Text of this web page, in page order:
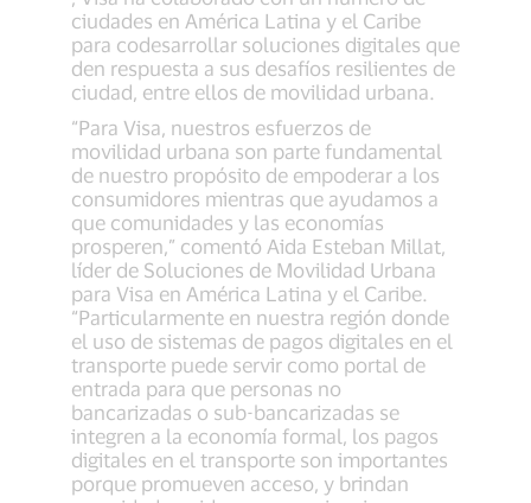
ciudades en América Latina y el Caribe
para codesarrollar soluciones digitales que
den respuesta a sus desafíos resilientes de
ciudad, entre ellos de movilidad urbana.
“Para Visa, nuestros esfuerzos de
movilidad urbana son parte fundamental
de nuestro propósito de empoderar a los
consumidores mientras que ayudamos a
que comunidades y las economías
prosperen,” comentó Aida Esteban Millat,
líder de Soluciones de Movilidad Urbana
para Visa en América Latina y el Caribe.
“Particularmente en nuestra región donde
el uso de sistemas de pagos digitales en el
transporte puede servir como portal de
entrada para que personas no
bancarizadas o sub-bancarizadas se
integren a la economía formal, los pagos
digitales en el transporte son importantes
porque promueven acceso, y brindan